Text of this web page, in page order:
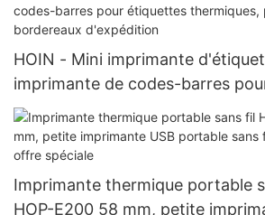
HOIN - Mini imprimante
imprimante de codes-barres
thermiques, pour impression de
d'expédition
Imprimante thermique portable
HOP-E200 58 mm, petite